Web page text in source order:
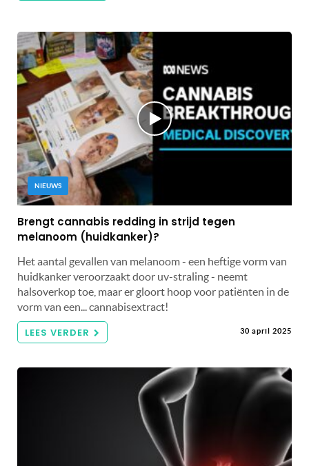
NIEUWS
Brengt cannabis redding in strijd tegen
melanoom (huidkanker)?
Het aantal gevallen van melanoom - een heftige vorm van
huidkanker veroorzaakt door uv-straling - neemt
halsoverkop toe, maar er gloort hoop voor patiënten in de
vorm van een... cannabisextract!
LEES VERDER 30 april 2025